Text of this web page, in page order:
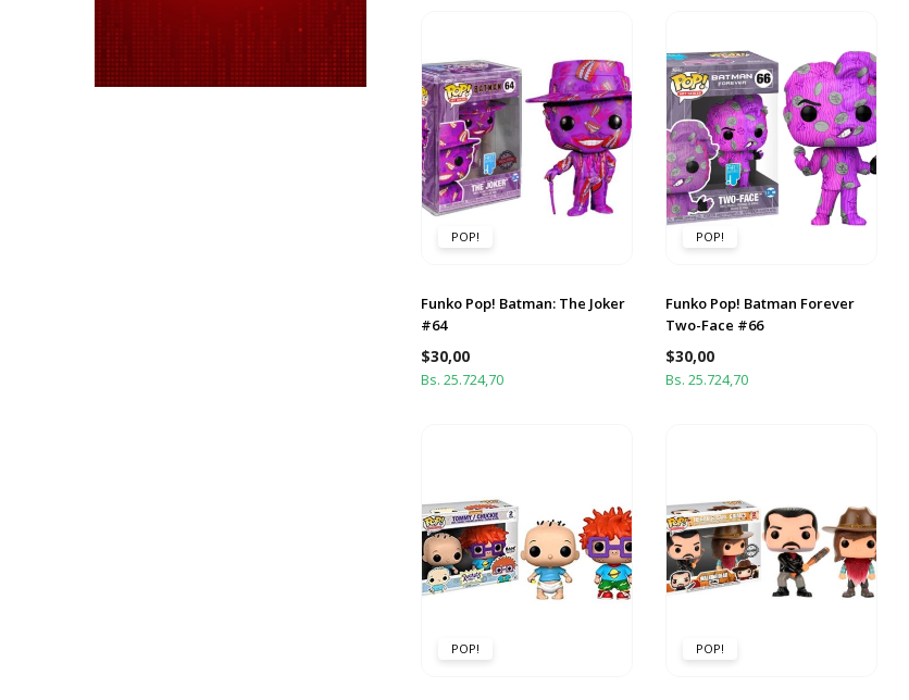
POP!
Funko Pop! Batman: The Joker
#64
$30,00
Bs. 25.724,70
POP!
Funko Pop! Batman Forever
Two-Face #66
$30,00
Bs. 25.724,70
POP! POP!